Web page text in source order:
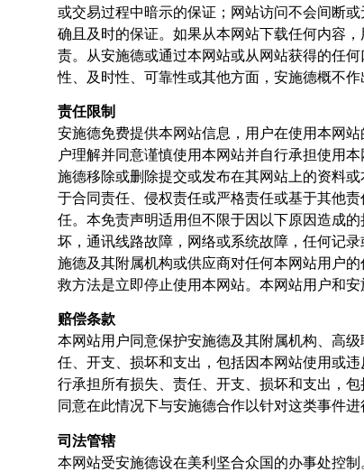
或交易过程中暗示的保证；网站访问不会间断
确且及时的保证。如果从本网站下载任何内容
责。从安施德或通过本网站或从网站获得的任
性、及时性、可靠性或其他方面，安施德概不作
责任限制
安施德免费提供本网站信息，用户在使用本网
户理解并同意谨慎使用本网站并自行承担使用
施德移除或删除提交或发布在其网站上的资料
于合同责任、侵权责任或严格责任或基于其他
任。本免责声明适用但不限于因以下原因造成
坏，通讯线路故障，网络或系统故障，任何记
施德及其附属机构或供应商对任何本网站用户
救方法是立即停止使用本网站。本网站用户和
赔偿条款
本网站用户同意保护安施德及其附属机构、高
任、开支、损坏和支出，包括因本网站使用或
行承担所有损失、责任、开支、损坏和支出，
同意在此情况下与安施德合作以针对这类事件进
司法管辖
本网站受安施德设在美利坚合众国的办事处控